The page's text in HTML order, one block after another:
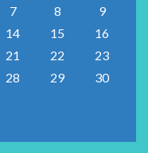
7 8
9
14 15
16
21 22
23
28 29
30